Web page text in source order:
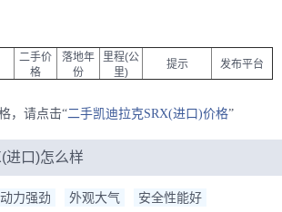
二手价
格
落地年
份
里程(公
里)
提示 发布平台
，请点击“二手凯迪拉克SRX(进口)价格”
进口)怎么样
动力强劲 外观大气 安全性能好